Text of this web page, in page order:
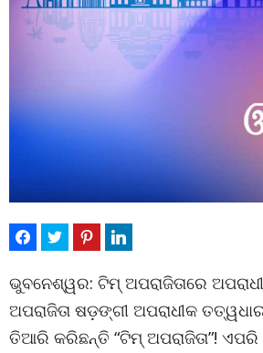
ଭୁବନେଶ୍ୱର: ଟିମ୍ ଅପରାଜିତାରେ
ଅପରାଜିତା ଷଡ଼ଙ୍ଗୀ ଅପରାଧୀକ
ତିଆରି କରିଛନ୍ତି “ଟିମ୍ ଅପରାଜିତା”!